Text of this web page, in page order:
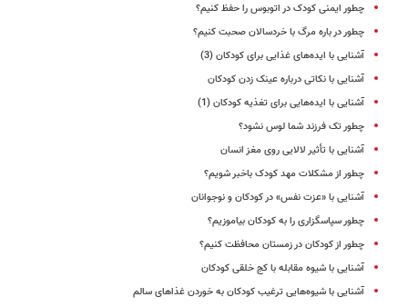
چطور ایمنی کودک در اتوبوس را حفظ کنیم؟
چطور در باره مرگ با خردسالان صحبت کنیم؟
آشنایی با ایده‌‌های غذایی برای کودکان (3)
آشنایی با نکاتی درباره عینک زدن کودکان
آشنایی با ایده‌هایی برای تغذیه کودکان (1)
چطور تک فرزند شما لوس نشود؟
آشنایی با تأثیر لالایی روی مغز انسان
چطور از مشکلات مهد کودک باخبر شویم؟
آشنایی با «عزت نفس» در کودکان و نوجوانان
چطور سپاسگزاری را به کودکان بیاموزیم؟
چطور از کودکان در زمستان محافظت کنیم؟
آشنایی با شیوه مقابله با کج خلقی کودکان
آشنایی با شیوه‌هایی ترغیب کودکان به خوردن غذاهای سالم